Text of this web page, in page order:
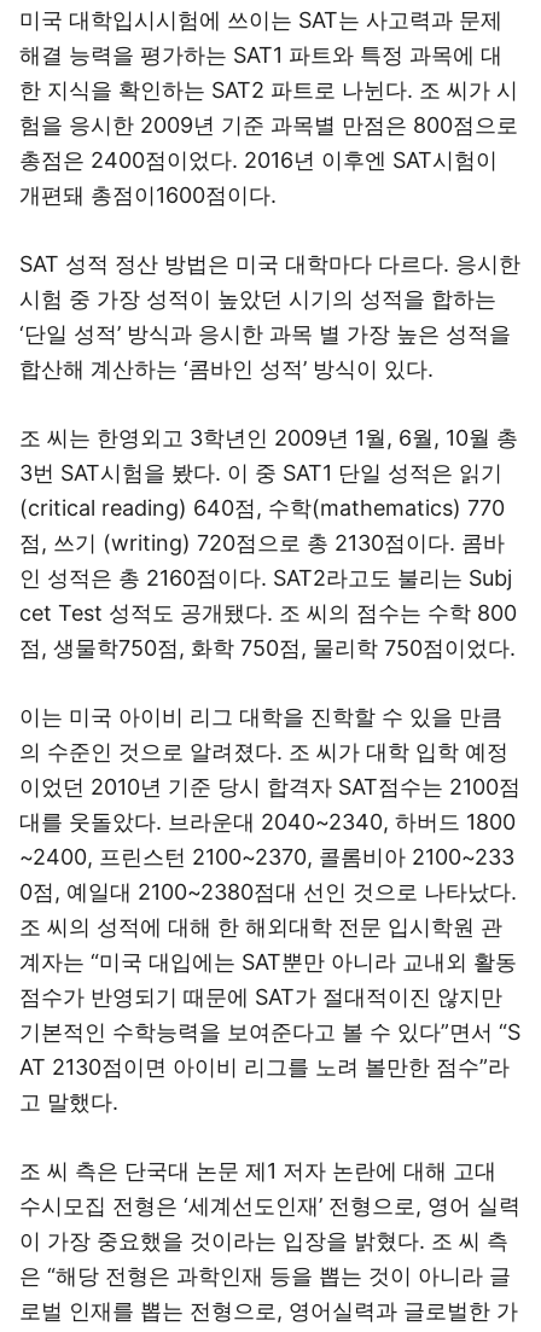
미국 대학입시시험에 쓰이는 SAT는 사고력과 문제
해결 능력을 평가하는 SAT1 파트와 특정 과목에 대
한 지식을 확인하는 SAT2 파트로 나뉜다. 조 씨가 시
험을 응시한 2009년 기준 과목별 만점은 800점으로
총점은 2400점이었다. 2016년 이후엔 SAT시험이
개편돼 총점이1600점이다.
SAT 성적 정산 방법은 미국 대학마다 다르다. 응시한
시험 중 가장 성적이 높았던 시기의 성적을 합하는
‘단일 성적’ 방식과 응시한 과목 별 가장 높은 성적을
합산해 계산하는 ‘콤바인 성적’ 방식이 있다.
조 씨는 한영외고 3학년인 2009년 1월, 6월, 10월 총
3번 SAT시험을 봤다. 이 중 SAT1 단일 성적은 읽기
(critical reading) 640점, 수학(mathematics) 770
점, 쓰기 (writing) 720점으로 총 2130점이다. 콤바
인 성적은 총 2160점이다. SAT2라고도 불리는 Subj
cet Test 성적도 공개됐다. 조 씨의 점수는 수학 800
점, 생물학750점, 화학 750점, 물리학 750점이었다.
이는 미국 아이비 리그 대학을 진학할 수 있을 만큼
의 수준인 것으로 알려졌다. 조 씨가 대학 입학 예정
이었던 2010년 기준 당시 합격자 SAT점수는 2100점
대를 웃돌았다. 브라운대 2040~2340, 하버드 1800
~2400, 프린스턴 2100~2370, 콜롬비아 2100~233
0점, 예일대 2100~2380점대 선인 것으로 나타났다.
조 씨의 성적에 대해 한 해외대학 전문 입시학원 관
계자는 “미국 대입에는 SAT뿐만 아니라 교내외 활동
점수가 반영되기 때문에 SAT가 절대적이진 않지만
기본적인 수학능력을 보여준다고 볼 수 있다”면서 “S
AT 2130점이면 아이비 리그를 노려 볼만한 점수”라
고 말했다.
조 씨 측은 단국대 논문 제1 저자 논란에 대해 고대
수시모집 전형은 ‘세계선도인재’ 전형으로, 영어 실력
이 가장 중요했을 것이라는 입장을 밝혔다. 조 씨 측
은 “해당 전형은 과학인재 등을 뽑는 것이 아니라 글
로벌 인재를 뽑는 전형으로, 영어실력과 글로벌한 가